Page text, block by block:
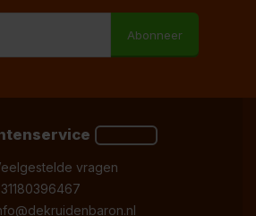
Abonneer
vragen